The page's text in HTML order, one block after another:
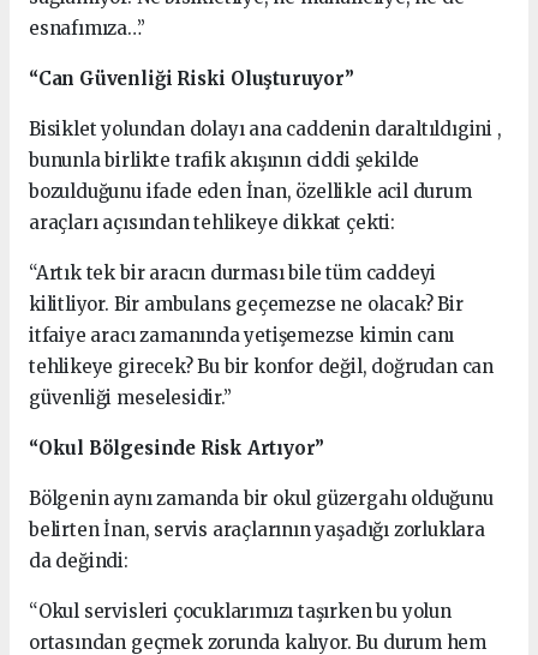
esnafımıza…”
“Can Güvenliği Riski Oluşturuyor”
Bisiklet yolundan dolayı ana caddenin daraltıldıgini ,
bununla birlikte trafik akışının ciddi şekilde
bozulduğunu ifade eden İnan, özellikle acil durum
araçları açısından tehlikeye dikkat çekti:
“Artık tek bir aracın durması bile tüm caddeyi
kilitliyor. Bir ambulans geçemezse ne olacak? Bir
itfaiye aracı zamanında yetişemezse kimin canı
tehlikeye girecek? Bu bir konfor değil, doğrudan can
güvenliği meselesidir.”
“Okul Bölgesinde Risk Artıyor”
Bölgenin aynı zamanda bir okul güzergahı olduğunu
belirten İnan, servis araçlarının yaşadığı zorluklara
da değindi:
“Okul servisleri çocuklarımızı taşırken bu yolun
ortasından geçmek zorunda kalıyor. Bu durum hem